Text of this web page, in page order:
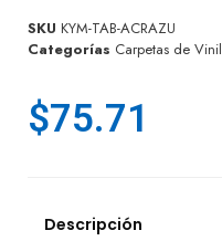
SKU KYM-TAB-ACRAZU
Categorías Carpetas de Vinil
$75.71
Descripción